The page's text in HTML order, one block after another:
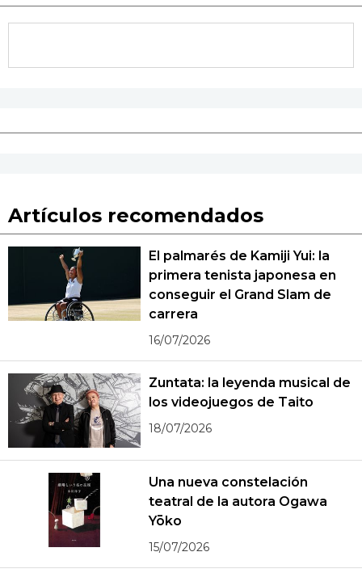
Artículos recomendados
El palmarés de Kamiji Yui: la
primera tenista japonesa en
conseguir el Grand Slam de
carrera
16/07/2026
Zuntata: la leyenda musical de
los videojuegos de Taito
18/07/2026
Una nueva constelación
teatral de la autora Ogawa
Yōko
15/07/2026